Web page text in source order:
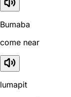
Bumaba
come near
lumapit